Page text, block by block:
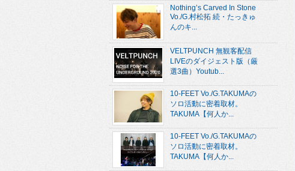
Nothing’s Carved In Stone
Vo./G.村松拓 続・たっきゅ
んのキ...
VELTPUNCH 無観客配信
LIVEのダイジェスト版（厳
選3曲）Youtub...
10-FEET Vo./G.TAKUMAの
ソロ活動に密着取材。
TAKUMA【何人か...
10-FEET Vo./G.TAKUMAの
ソロ活動に密着取材。
TAKUMA【何人か...